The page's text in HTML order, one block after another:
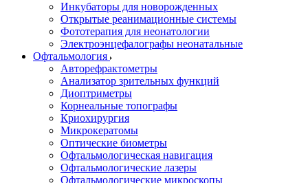
Инкубаторы для новорожденных
Открытые реанимационные системы
Фототерапия для неонатологии
Электроэнцефалографы неонатальные
Офтальмология
Авторефрактометры
Анализатор зрительных функций
Диоптриметры
Корнеальные топографы
Криохирургия
Микрокератомы
Оптические биометры
Офтальмологическая навигация
Офтальмологические лазеры
Офтальмологические микроскопы